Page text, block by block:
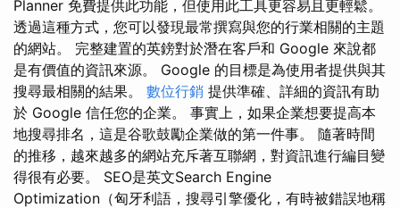
Planner 免費提供此功能，但使用此工具更容易且更輕鬆。
透過這種方式，您可以發現最常撰寫與您的行業相關的主題
的網站。 完整建置的英鎊對於潛在客戶和 Google 來說都
是有價值的資訊來源。 Google 的目標是為使用者提供與其
搜尋最相關的結果。 數位行銷 提供準確、詳細的資訊有助
於 Google 信任您的企業。 事實上，如果企業想要提高本
地搜尋排名，這是谷歌鼓勵企業做的第一件事。 隨著時間
的推移，越來越多的網站充斥著互聯網，對資訊進行編目變
得很有必要。 SEO是英文Search Engine
Optimization（匈牙利語，搜尋引擎優化，有時被錯誤地稱